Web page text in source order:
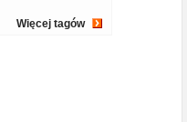
Więcej tagów